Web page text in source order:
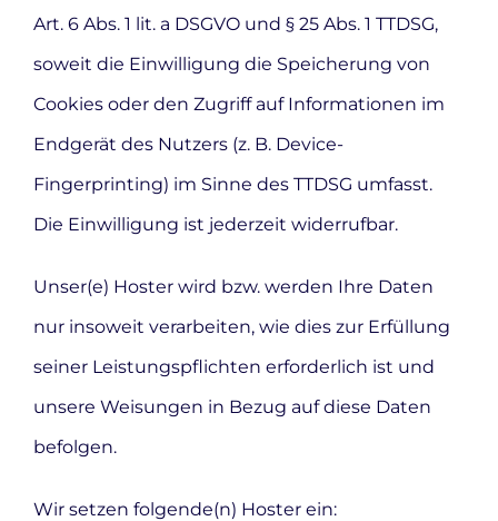
Art. 6 Abs. 1 lit. a DSGVO und § 25 Abs. 1 TTDSG,
soweit die Einwilligung die Speicherung von
Cookies oder den Zugriff auf Informationen im
Endgerät des Nutzers (z. B. Device-
Fingerprinting) im Sinne des TTDSG umfasst.
Die Einwilligung ist jederzeit widerrufbar.
Unser(e) Hoster wird bzw. werden Ihre Daten
nur insoweit verarbeiten, wie dies zur Erfüllung
seiner Leistungspflichten erforderlich ist und
unsere Weisungen in Bezug auf diese Daten
befolgen.
Wir setzen folgende(n) Hoster ein: